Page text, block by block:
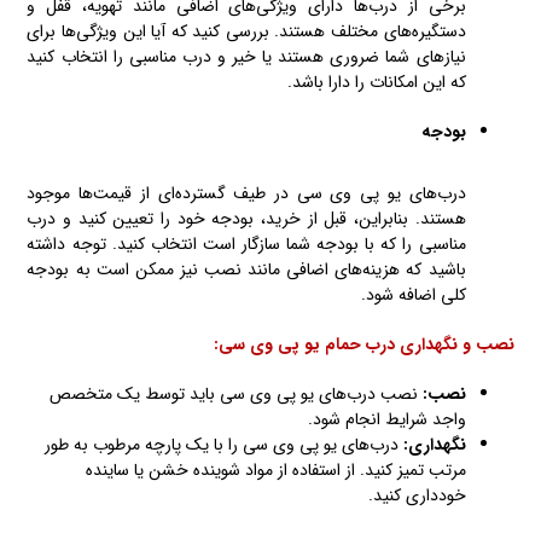
برخی از درب‌ها دارای ویژگی‌های اضافی مانند تهویه، قفل و
دستگیره‌های مختلف هستند. بررسی کنید که آیا این ویژگی‌ها برای
نیازهای شما ضروری هستند یا خیر و درب مناسبی را انتخاب کنید
که این امکانات را دارا باشد.
بودجه
درب‌های یو پی وی سی در طیف گسترده‌ای از قیمت‌ها موجود
هستند. بنابراین، قبل از خرید، بودجه خود را تعیین کنید و درب
مناسبی را که با بودجه شما سازگار است انتخاب کنید. توجه داشته
باشید که هزینه‌های اضافی مانند نصب نیز ممکن است به بودجه
کلی اضافه شود.
نصب و نگهداری درب حمام یو پی وی سی:
نصب: نصب درب‌های یو پی وی سی باید توسط یک متخصص
واجد شرایط انجام شود.
نگهداری: درب‌های یو پی وی سی را با یک پارچه مرطوب به طور
مرتب تمیز کنید. از استفاده از مواد شوینده خشن یا ساینده
خودداری کنید.